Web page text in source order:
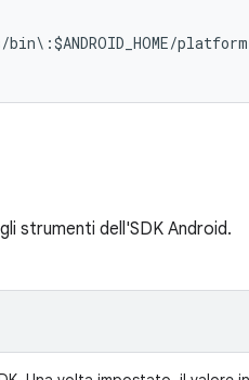
bin\:$ANDROID_HOME/
strumenti dell'SDK Android.